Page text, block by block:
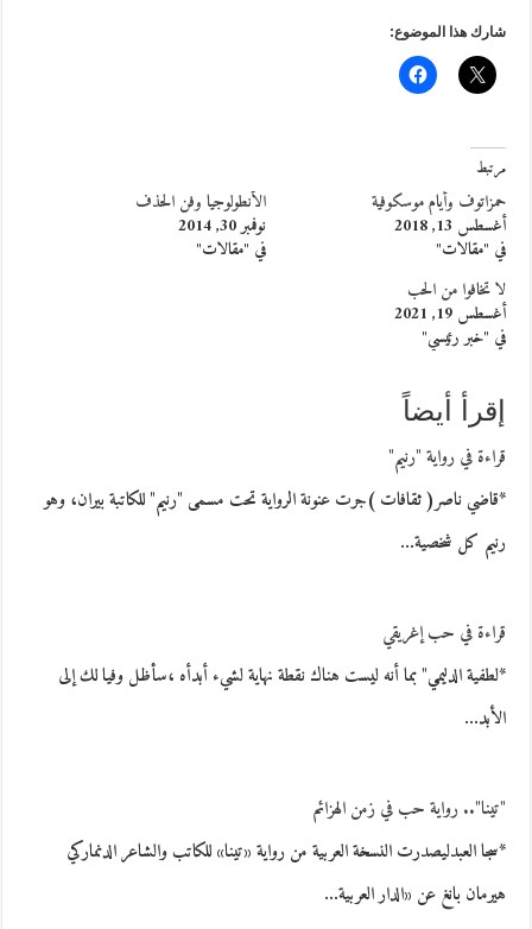
شارك هذا الموضوع:
مرتبط
حمزاتوف وأيام موسكوفية
أغسطس 13, 2018
في "مقالات"
الأنطولوجيا وفن الحذف
نوفمبر 30, 2014
في "مقالات"
لا تخافوا من الحب
أغسطس 19, 2021
في "خبر رئيسي"
إقرأ أيضاً
قراءة في رواية "رنيم"
*قاضي ناصر( ثقافات )جرت عنونة الرواية تحت مسمى "رنيم" للكاتبة بيران، وهو
رنيم كل شخصية…
قراءة في حب إغريقي
*لطفية الدليمي" بما أنه ليست هناك نقطة نهاية لشيء أبدأه ،سأظل وفيا لك إلى
الأبد…
"تينا".. رواية حب في زمن الهزائم
*سجا العبدليصدرت النسخة العربية من رواية «تينا» للكاتب والشاعر الدنماركي
هيرمان بانغ عن «الدار العربية…